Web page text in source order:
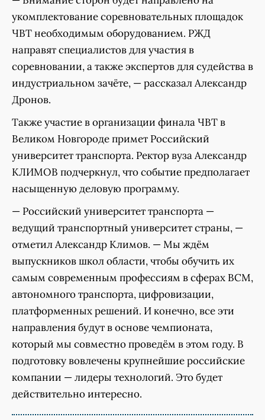
укомплектование соревновательных площадок
ЧВТ необходимым оборудованием. РЖД
направят специалистов для участия в
соревновании, а также экспертов для судейства в
индустриальном зачёте, — рассказал Александр
Дронов.
Также участие в организации финала ЧВТ в
Великом Новгороде примет Российский
университет транспорта. Ректор вуза Александр
КЛИМОВ подчеркнул, что событие предполагает
насыщенную деловую программу.
— Российский университет транспорта —
ведущий транспортный университет страны, —
отметил Александр Климов. — Мы ждём
выпускников школ области, чтобы обучить их
самым современным профессиям в сферах ВСМ,
автономного транспорта, цифровизации,
платформенных решений. И конечно, все эти
направления будут в основе чемпионата,
который мы совместно проведём в этом году. В
подготовку вовлечены крупнейшие российские
компании — лидеры технологий. Это будет
действительно интересно.